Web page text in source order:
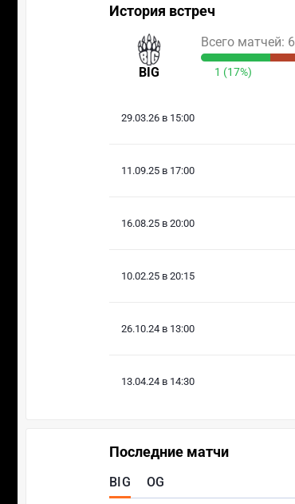
История встреч
BIG
Всего матчей: 6
1 (17%)
29.03.26 в 15:00
11.09.25 в 17:00
16.08.25 в 20:00
10.02.25 в 20:15
26.10.24 в 13:00
13.04.24 в 14:30
Последние матчи
BIG OG